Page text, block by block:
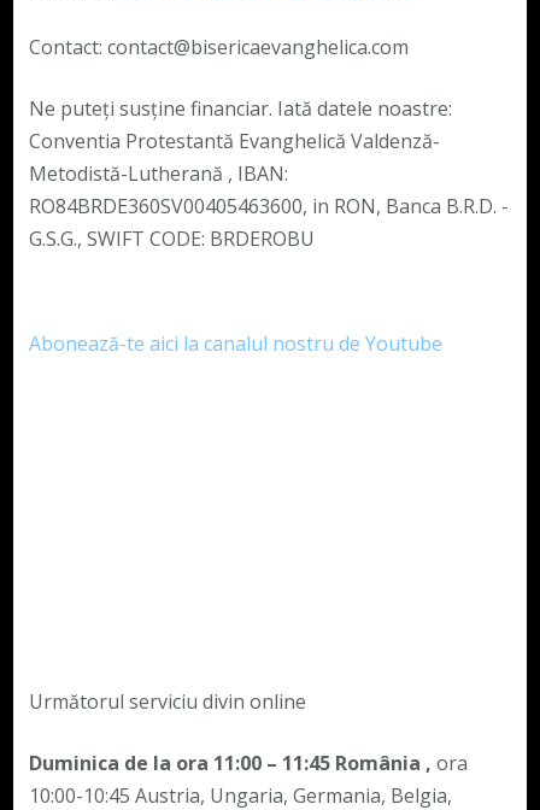
Contact: contact@bisericaevanghelica.com
Ne puteți susține financiar. Iată datele noastre:
Conventia Protestantă Evanghelică Valdenză-
Metodistă-Lutherană , IBAN:
RO84BRDE360SV00405463600, in RON, Banca B.R.D. -
G.S.G., SWIFT CODE: BRDEROBU
Abonează-te aici la canalul nostru de Youtube
Următorul serviciu divin online
Duminica de la ora 11:00 – 11:45România , ora
10:00-10:45 Austria, Ungaria, Germania, Belgia,